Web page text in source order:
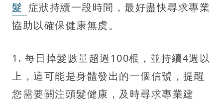
髮 症狀持續一段時間，最好盡快尋求專業
協助以確保健康無虞。
1. 每日掉髮數量超過100根，並持續4週以
上，這可能是身體發出的一個信號，提醒
您需要關注頭髮健康，及時尋求專業建